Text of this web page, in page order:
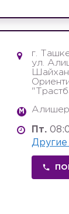
г.
ул.
M
Пт.
Другие